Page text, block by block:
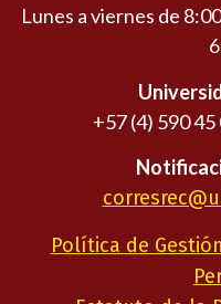
Lunes a viernes de
+57 (4) 590
Política de